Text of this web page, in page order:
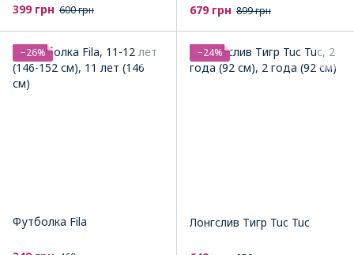
399 грн 600 грн 679 грн 899 грн
−26%
Футболка Fila
−24%
Лонгслив Тигр Tuc Tuc